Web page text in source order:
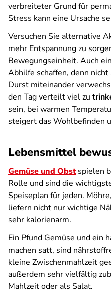
verbreiteter Grund für
Stress kann eine Ursache
Versuchen Sie alternative
mehr Entspannung zu
Bewegungseinheit. Auch
Abhilfe schaffen, denn
Durst miteinander
den Tag verteilt viel zu
sein, bei warmen
steigert das Wohlbefinden
Lebensmittel
Gemüse und Obstspielen
Rolle und sind die
Speiseplan für jeden.
liefern nicht nur wichtige
sehr kalorienarm.
Ein Pfund Gemüse und ein
machen satt, sind
kleine Zwischenmahlzeit
außerdem sehr vielfältig
Mahlzeit oder als Salat.